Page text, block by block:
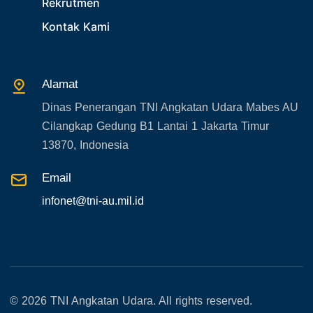
30. Organisasi TNI
31. SPAM
34. Agenda Kabupaten/Kota
35. Gangguan bandara
36. Kecelakaan pesawat TNI
38. Bencana Alam
Rekrutmen
Kontak Kami
Alamat
Dinas Penerangan TNI Angkatan Udara Mabes AU
Cilangkap Gedung B1 Lantai 1 Jakarta Timur
13870, Indonesia
Email
infonet@tni-au.mil.id
© 2026 TNI Angkatan Udara. All rights reserved.